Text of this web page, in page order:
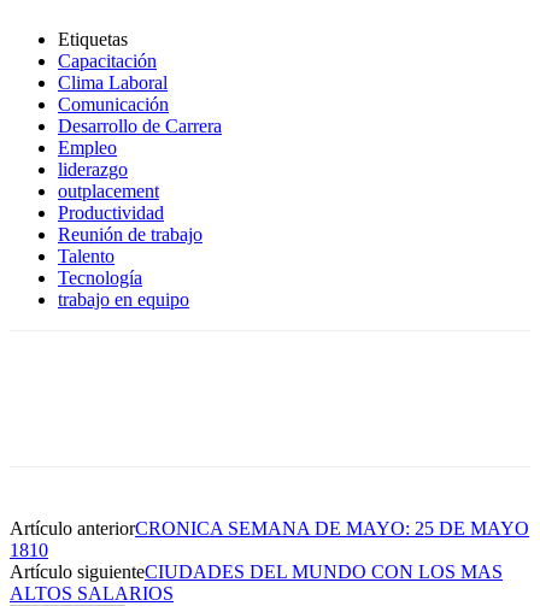
Etiquetas
Capacitación
Clima Laboral
Comunicación
Desarrollo de Carrera
Empleo
liderazgo
outplacement
Productividad
Reunión de trabajo
Talento
Tecnología
trabajo en equipo
Artículo anteriorCRONICA SEMANA DE MAYO: 25 DE MAYO
1810
Artículo siguienteCIUDADES DEL MUNDO CON LOS MAS
ALTOS SALARIOS